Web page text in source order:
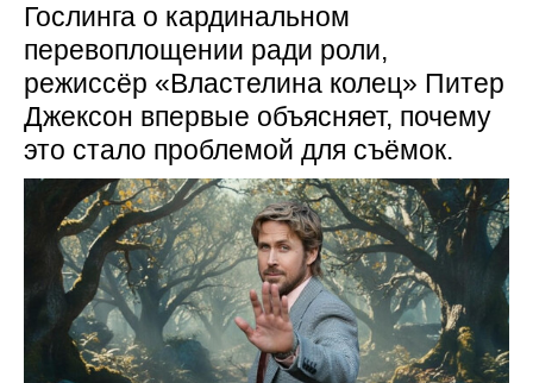
Гослинга о кардинальном
перевоплощении ради роли,
режиссёр «Властелина колец» Питер
Джексон впервые объясняет, почему
это стало проблемой для съёмок.